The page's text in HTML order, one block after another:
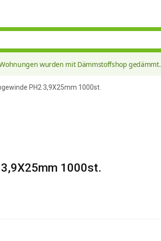
wurden mit Dämmstoffshop gedämmt.
PH2 3,9X25mm 1000st.
1000st.